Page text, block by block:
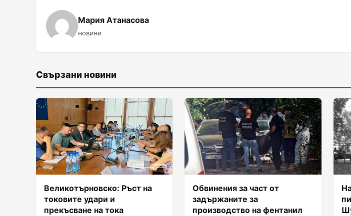
Мария Атанасова
новини
Свързани новини
Великотърновско: Ръст на
токовите удари и
прекъсване на тока
Обвинения за част от
задържаните за
производство на фентанил